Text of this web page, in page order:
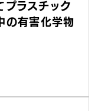
ラスチック
の有害化学物